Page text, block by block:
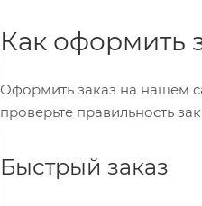
Как оформить
Оформить заказ на нашем
проверьте правильность
Быстрый заказ